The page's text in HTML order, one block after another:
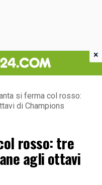
si ferma col rosso:
di Champions
rosso: tre
agli ottavi
×